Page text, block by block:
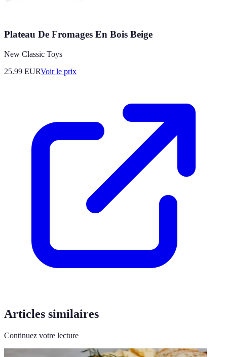
Plateau De Fromages En Bois Beige
New Classic Toys
25.99 EURVoir le prix
Articles similaires
Continuez votre lecture